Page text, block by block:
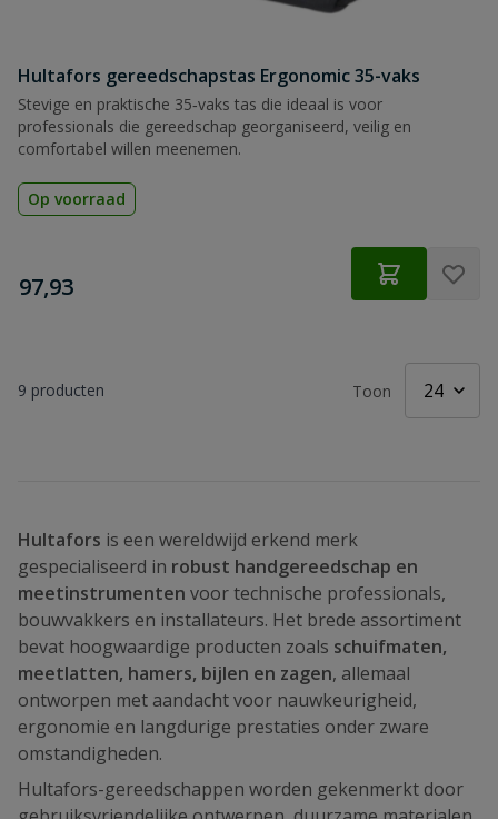
Hultafors gereedschapstas Ergonomic 35-vaks
Stevige en praktische 35‑vaks tas die ideaal is voor
professionals die gereedschap georganiseerd, veilig en
comfortabel willen meenemen.
Op voorraad
€
97,93
9 producten Toon
Hultafors is een wereldwijd erkend merk
gespecialiseerd in robust handgereedschap en
meetinstrumenten voor technische professionals,
bouwvakkers en installateurs. Het brede assortiment
bevat hoogwaardige producten zoals schuifmaten,
meetlatten, hamers, bijlen en zagen, allemaal
ontworpen met aandacht voor nauwkeurigheid,
ergonomie en langdurige prestaties onder zware
omstandigheden.
Hultafors-gereedschappen worden gekenmerkt door